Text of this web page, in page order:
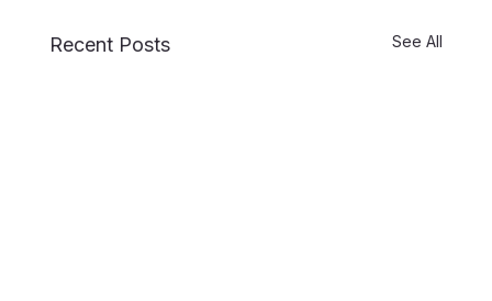
Recent Posts See All